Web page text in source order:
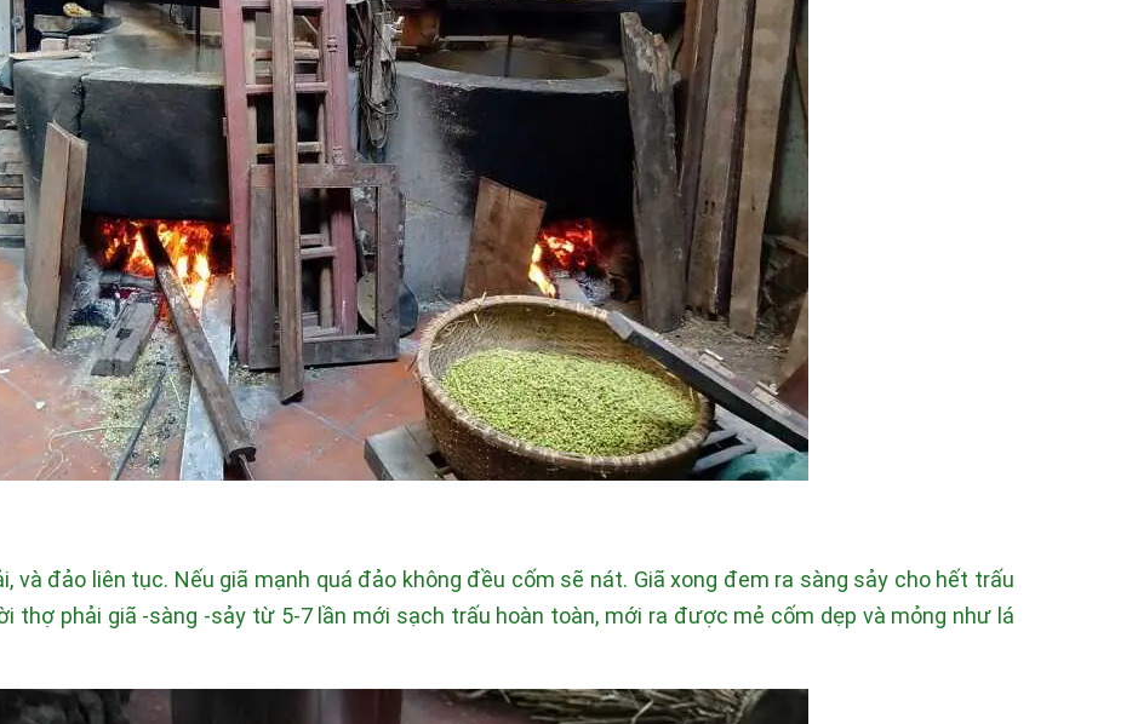
và đảo liên tục. Nếu giã mạnh quá đảo không đều cốm sẽ nát. Giã xong đem ra sàng sảy cho hết trấu
thợ phải giã -sàng -sảy từ 5-7 lần mới sạch trấu hoàn toàn, mới ra được mẻ cốm dẹp và mỏng như lá